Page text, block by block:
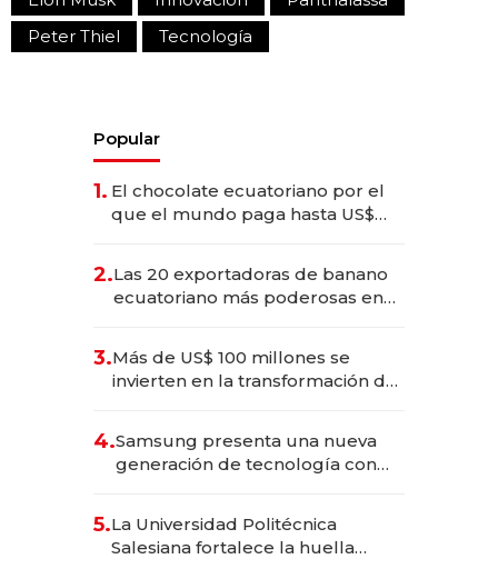
Peter Thiel
Tecnología
Popular
1. El chocolate ecuatoriano por el
que el mundo paga hasta US$
2.Las 20 exportadoras de banano
ecuatoriano más poderosas en
3.Más de US$ 100 millones se
invierten en la transformación de
4.Samsung presenta una nueva
generación de tecnología con
5.La Universidad Politécnica
Salesiana fortalece la huella